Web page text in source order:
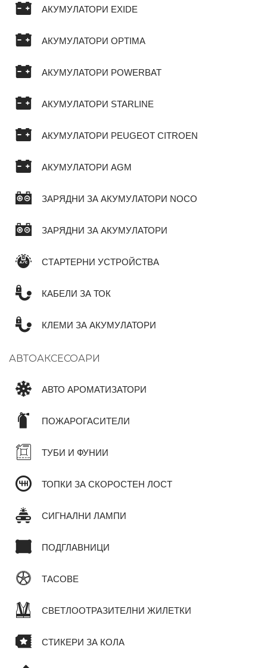
АКУМУЛАТОРИ EXIDE
АКУМУЛАТОРИ OPTIMA
АКУМУЛАТОРИ POWERBAT
АКУМУЛАТОРИ STARLINE
АКУМУЛАТОРИ PEUGEOT CITROEN
АКУМУЛАТОРИ AGM
ЗАРЯДНИ ЗА АКУМУЛАТОРИ NOCO
ЗАРЯДНИ ЗА АКУМУЛАТОРИ
СТАРТЕРНИ УСТРОЙСТВА
КАБЕЛИ ЗА ТОК
КЛЕМИ ЗА АКУМУЛАТОРИ
АВТОАКСЕСОАРИ
АВТО АРОМАТИЗАТОРИ
ПОЖАРОГАСИТЕЛИ
ТУБИ И ФУНИИ
ТОПКИ ЗА СКОРОСТЕН ЛОСТ
СИГНАЛНИ ЛАМПИ
ПОДГЛАВНИЦИ
ТАСОВЕ
СВЕТЛООТРАЗИТЕЛНИ ЖИЛЕТКИ
СТИКЕРИ ЗА КОЛА